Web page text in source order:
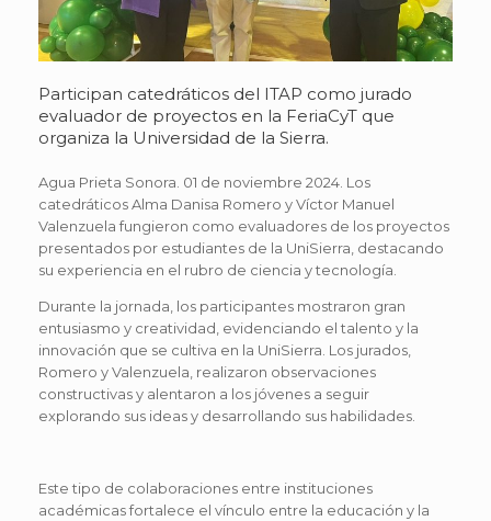
Participan catedráticos del ITAP como jurado
evaluador de proyectos en la FeriaCyT que
organiza la Universidad de la Sierra.
Agua Prieta Sonora. 01 de noviembre 2024. Los
catedráticos Alma Danisa Romero y Víctor Manuel
Valenzuela fungieron como evaluadores de los proyectos
presentados por estudiantes de la UniSierra, destacando
su experiencia en el rubro de ciencia y tecnología.
Durante la jornada, los participantes mostraron gran
entusiasmo y creatividad, evidenciando el talento y la
innovación que se cultiva en la UniSierra. Los jurados,
Romero y Valenzuela, realizaron observaciones
constructivas y alentaron a los jóvenes a seguir
explorando sus ideas y desarrollando sus habilidades.
Este tipo de colaboraciones entre instituciones
académicas fortalece el vínculo entre la educación y la